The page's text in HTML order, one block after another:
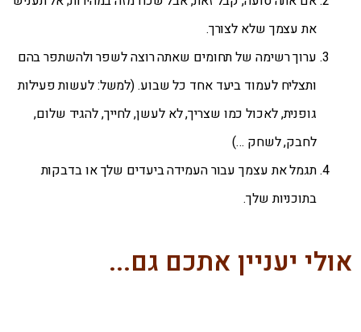
את עצמך שלא לצורך.
ערוך רשימה של תחומים שאתה רוצה לשפר ולהשתפר בהם
ותצליח לעמוד ביעד אחד כל שבוע. (למשל: לעשות פעילות
גופנית, לאכול כמו שצריך, לא לעשן, לחייך, להגיד שלום,
לחבק, לשחק …)
תגמל את עצמך עבור העמידה ביעדים שלך או בדבקות
בתוכניות שלך.
אולי יעניין אתכם גם...